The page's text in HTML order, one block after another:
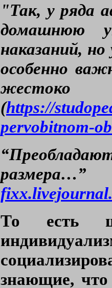
"Так, у ряда
домашнюю
наказаний,
особенно
(https://
pervobitnom-
То есть
знающие, что